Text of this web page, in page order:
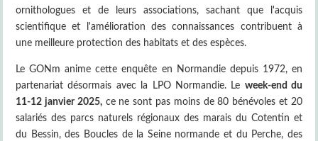
ornithologues et de leurs associations, sachant que l'acquis
scientifique et l'amélioration des connaissances contribuent à
une meilleure protection des habitats et des espèces.
Le GONm anime cette enquête en Normandie depuis 1972, en
partenariat désormais avec la LPO Normandie. Le week-end du
11-12 janvier 2025,ce ne sont pas moins de 80 bénévoles et 20
salariés des parcs naturels régionaux des marais du Cotentin et
du Bessin, des Boucles de la Seine normande et du Perche, des